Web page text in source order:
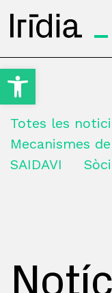
Obre la barra d'eines
Totes les
Mecanismes
SAIDAVI